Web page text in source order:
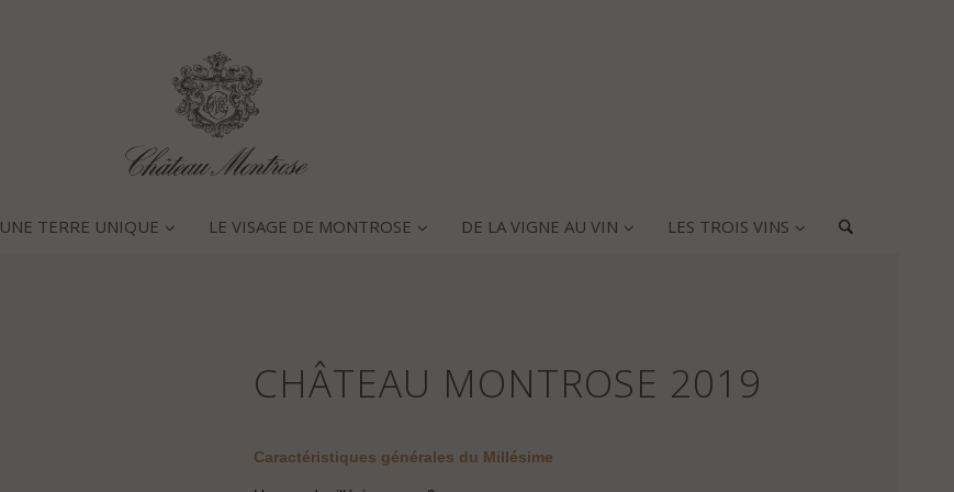
UNE TERRE UNIQUE LE VISAGE DE MONTROSE DE LA VIGNE AU VIN LES TROIS VINS
CHÂTEAU MONTROSE 2019
Caractéristiques générales du Millésime